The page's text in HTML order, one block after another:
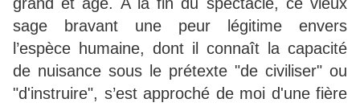
sage bravant une peur légitime envers
l’espèce humaine, dont il connaît la capacité
de nuisance sous le prétexte "de civiliser" ou
"d'instruire", s’est approché de moi d'une fière